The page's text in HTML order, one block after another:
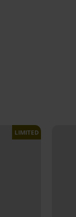
LIMITED